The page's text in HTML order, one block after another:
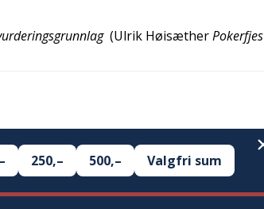
(Ulrik HøisætherPokerfjes
250,– 500,– Valgfri sum